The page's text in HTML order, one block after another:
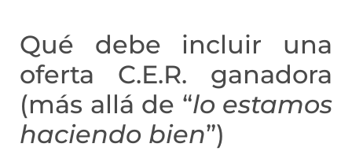
Qué debe incluir una
oferta C.E.R. ganadora
(más allá de “lo estamos
haciendo bien”)